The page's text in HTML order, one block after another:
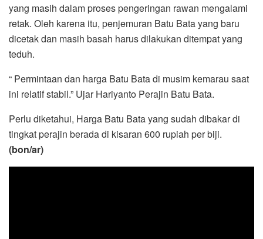
yang masih dalam proses pengeringan rawan mengalami
retak. Oleh karena itu, penjemuran Batu Bata yang baru
dicetak dan masih basah harus dilakukan ditempat yang
teduh.
“ Permintaan dan harga Batu Bata di musim kemarau saat
ini relatif stabil.” Ujar Hariyanto Perajin Batu Bata.
Perlu diketahui, Harga Batu Bata yang sudah dibakar di
tingkat perajin berada di kisaran 600 rupiah per biji.
(bon/ar)